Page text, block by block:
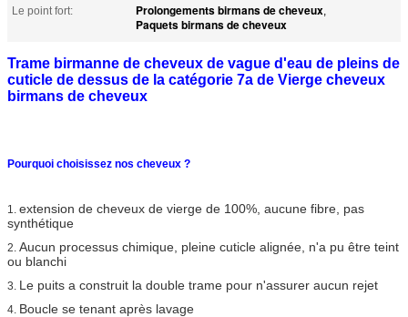
Le point fort:
Prolongements birmans de cheveux,
Paquets birmans de cheveux
Trame birmanne de cheveux de vague d'eau de pleins de
cuticle de dessus de la catégorie 7a de Vierge cheveux
birmans de cheveux
Pourquoi choisissez nos cheveux ?
1. extension de cheveux de vierge de 100%, aucune fibre, pas
synthétique
2. Aucun processus chimique, pleine cuticle alignée, n'a pu être teint
ou blanchi
3. Le puits a construit la double trame pour n'assurer aucun rejet
4. Boucle se tenant après lavage